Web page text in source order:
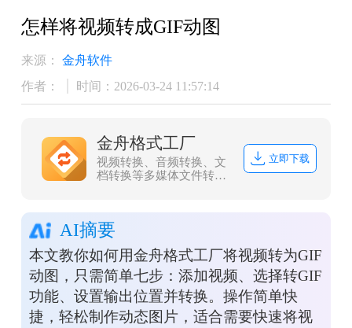
怎样将视频转成GIF动图
来源：
金舟软件
作者：
时间：2026-03-24 11:57:14
金舟格式工厂
视频转换、音频转换、文
档转换等多媒体文件转
立即下载
AI摘要
本文教你如何用金舟格式工厂将视频转为GIF
动图，只需简单七步：添加视频、选择转GIF
功能、设置输出位置并转换。操作简单快
捷，轻松制作动态图片，适合需要快速将视